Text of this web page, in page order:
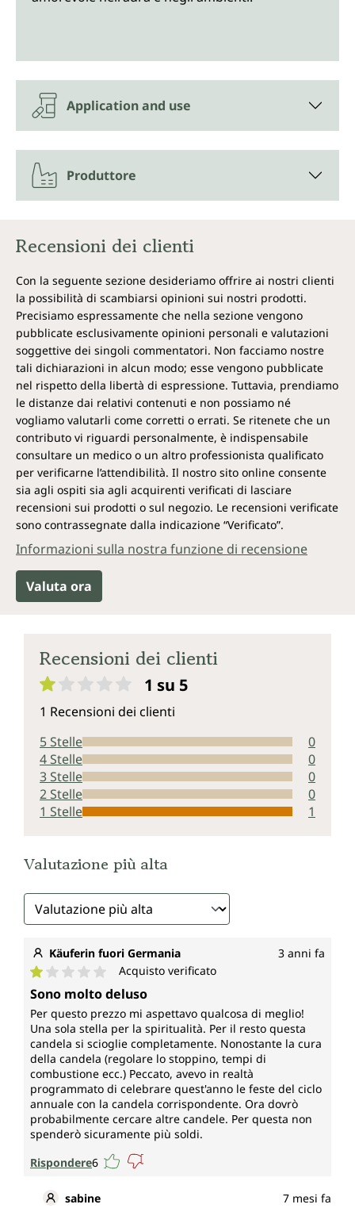
Application and use
Produttore
Recensioni dei clienti
Con la seguente sezione desideriamo offrire ai nostri clienti
la possibilità di scambiarsi opinioni sui nostri prodotti.
Precisiamo espressamente che nella sezione vengono
pubblicate esclusivamente opinioni personali e valutazioni
soggettive dei singoli commentatori. Non facciamo nostre
tali dichiarazioni in alcun modo; esse vengono pubblicate
nel rispetto della libertà di espressione. Tuttavia, prendiamo
le distanze dai relativi contenuti e non possiamo né
vogliamo valutarli come corretti o errati. Se ritenete che un
contributo vi riguardi personalmente, è indispensabile
consultare un medico o un altro professionista qualificato
per verificarne l’attendibilità. Il nostro sito online consente
sia agli ospiti sia agli acquirenti verificati di lasciare
recensioni sui prodotti o sul negozio. Le recensioni verificate
sono contrassegnate dalla indicazione “Verificato”.
Informazioni sulla nostra funzione di recensione
Valuta ora
Recensioni dei clienti
1 su 5
1 Recensioni dei clienti
5 Stelle
0
4 Stelle
0
3 Stelle
0
2 Stelle
0
1 Stelle
1
Valutazione più alta
Käuferin fuori Germania 3 anni fa
Valutazione media di 1 su 5 stelle
Acquisto verificato
Sono molto deluso
Per questo prezzo mi aspettavo qualcosa di meglio!
Una sola stella per la spiritualità. Per il resto questa
candela si scioglie completamente. Nonostante la cura
della candela (regolare lo stoppino, tempi di
combustione ecc.) Peccato, avevo in realtà
programmato di celebrare quest'anno le feste del ciclo
annuale con la candela corrispondente. Ora dovrò
probabilmente cercare altre candele. Per questa non
spenderò sicuramente più soldi.
Rispondere6
sabine
7 mesi fa